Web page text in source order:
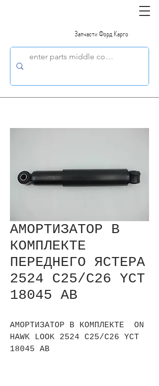
Запчасти Форд Карго
АМОРТИЗАТОР В
КОМПЛЕКТЕ
ПЕРЕДНЕГО ЯСТЕРА
2524 C25/C26 YCT
18045 AB
АМОРТИЗАТОР В КОМПЛЕКТЕ ON
HAWK LOOK 2524 C25/C26 YCT
18045 AB